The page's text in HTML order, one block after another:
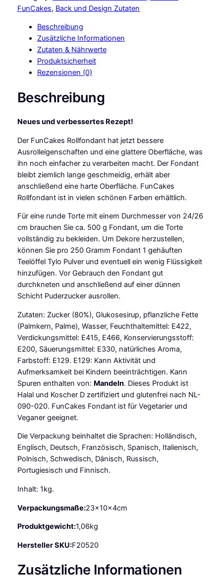
C
d
n
F
e
u
e
r
r
o
t
,
1
k
g
M
e
g
e
FunCakes, Back und Design Zutaten
Beschreibung
Zusätzliche Informationen
Zutaten & Nährwerte
Produktsicherheit
Rezensionen (0)
Beschreibung
Neues und verbessertes Rezept!
Der FunCakes Rollfondant hat jetzt bessere
Ausrolleigenschaften und eine glattere Oberfläche, was
ihn noch einfacher zu verarbeiten macht. Der Fondant
bleibt ziemlich lange geschmeidig, erhält aber
anschließend eine harte Oberfläche. FunCakes
Rollfondant ist in vielen schönen Farben erhältlich.
Für eine runde Torte mit einem Durchmesser von 24/26
cm brauchen Sie ca. 500 g Fondant, um die Torte
vollständig zu bekleiden. Um Dekore herzustellen,
können Sie pro 250 Gramm Fondant 1 gehäuften
Teelöffel Tylo Pulver und eventuell ein wenig Flüssigkeit
hinzufügen. Vor Gebrauch den Fondant gut
durchkneten und anschließend auf einer dünnen
Schicht Puderzucker ausrollen.
Zutaten: Zucker (80%), Glukosesirup, pflanzliche Fette
(Palmkern, Palme), Wasser, Feuchthaltemittel: E422,
Verdickungsmittel: E415, E466, Konservierungsstoff:
E200, Säuerungsmittel: E330, natürliches Aroma,
Farbstoff: E129. E129: Kann Aktivität und
Aufmerksamkeit bei Kindern beeinträchtigen. Kann
Spuren enthalten von: Mandeln. Dieses Produkt ist
Halal und Koscher D zertifiziert und glutenfrei nach NL-
090-020. FunCakes Fondant ist für Vegetarier und
Veganer geeignet.
Die Verpackung beinhaltet die Sprachen: Holländisch,
Englisch, Deutsch, Französisch, Spanisch, Italienisch,
Polnisch, Schwedisch, Dänisch, Russisch,
Portugiesisch und Finnisch.
Inhalt: 1kg.
Verpackungsmaße:23x10x4cm
Produktgewicht:1,06kg
Hersteller SKU:F20520
Zusätzliche Informationen